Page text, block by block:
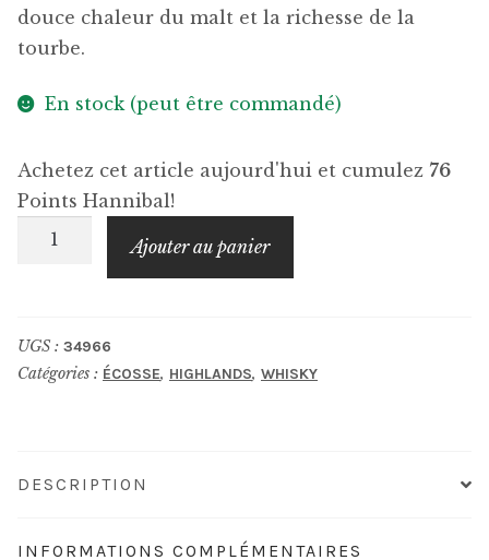
douce chaleur du malt et la richesse de la
tourbe.
En stock (peut être commandé)
Achetez cet article aujourd'hui et cumulez 76
Points Hannibal!
quantité
Peatheart
Batch
Ajouter au panier
UGS : 34966
Catégories : ÉCOSSE, HIGHLANDS, WHISKY
DESCRIPTION
INFORMATIONS COMPLÉMENTAIRES